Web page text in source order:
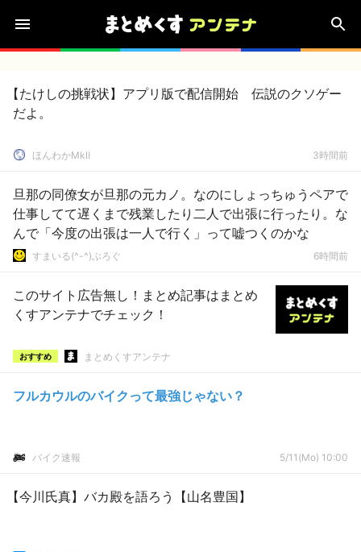
【たけしの挑戦状】アプリ版で配信開始 伝説のクソゲー
だよ。
ほんわかMkⅡ 3時間前
旦那の同僚女が旦那の元カノ。なのにしょっちゅうペアで
仕事してて遅くまで残業したり二人で出張に行ったり。な
んで「今度の出張は一人で行く」って嘘つくのかな
すまいる(^-^)ぶろぐ 6時間前
このサイト広告無し！まとめ記事はまとめ
くすアンテナでチェック！
おすすめ まとめくすアンテナ
フルカウルのバイクって最強じゃない？
バイク速報 5/11(Mo) 10:00
【今川氏真】バカ殿を語ろう【山名豊国】